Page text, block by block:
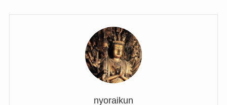
nyoraikun